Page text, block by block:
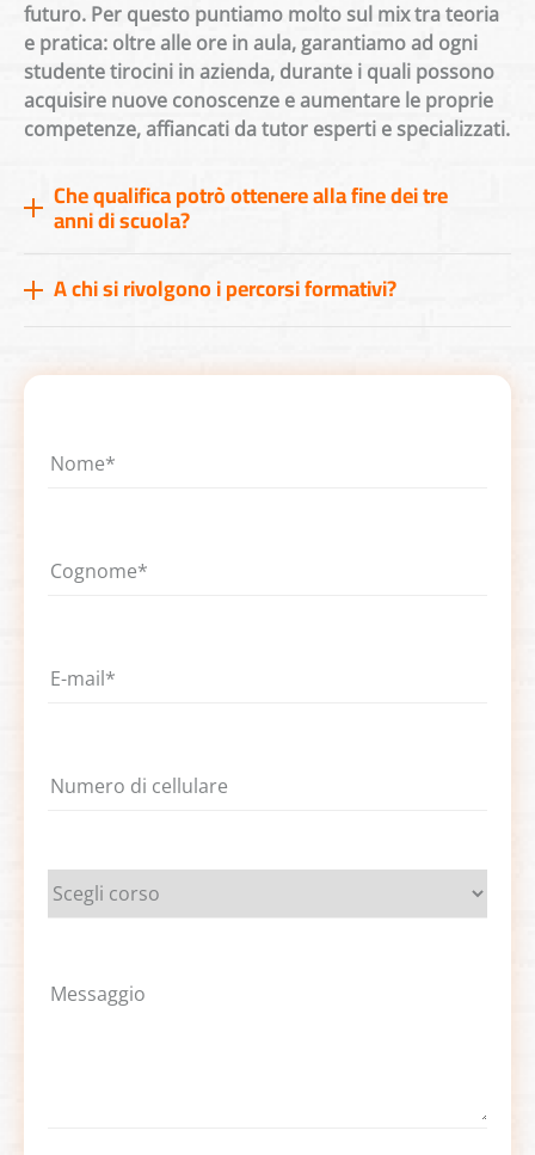
futuro. Per questo puntiamo molto sul mix tra teoria
e pratica: oltre alle ore in aula, garantiamo ad ogni
studente tirocini in azienda, durante i quali possono
acquisire nuove conoscenze e aumentare le proprie
competenze, affiancati da tutor esperti e specializzati.
Che qualifica potrò ottenere alla fine dei tre
anni di scuola?
A chi si rivolgono i percorsi formativi?